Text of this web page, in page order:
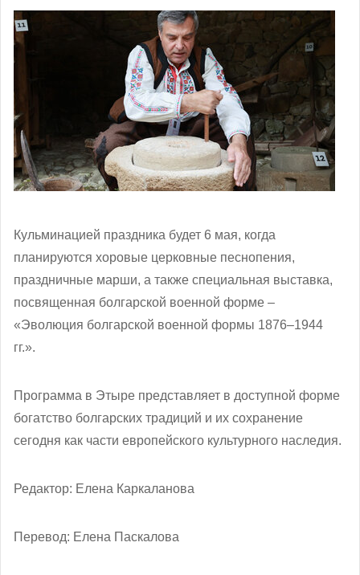
Кульминацией праздника будет 6 мая, когда
планируются хоровые церковные песнопения,
праздничные марши, а также специальная выставка,
посвященная болгарской военной форме –
«Эволюция болгарской военной формы 1876–1944
гг.».
Программа в Этыре представляет в доступной форме
богатство болгарских традиций и их сохранение
сегодня как части европейского культурного наследия.
Редактор: Елена Каркаланова
Перевод: Елена Паскалова